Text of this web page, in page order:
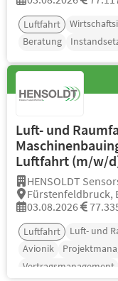
Luftfahrt
Beratung
Luft- und
Luftfahrt (m/w/
HENSOLDT
Fürstenfeldbruck,
03.08.2026
Luftfahrt Luft- und
Avionik
Vertragsmanagement